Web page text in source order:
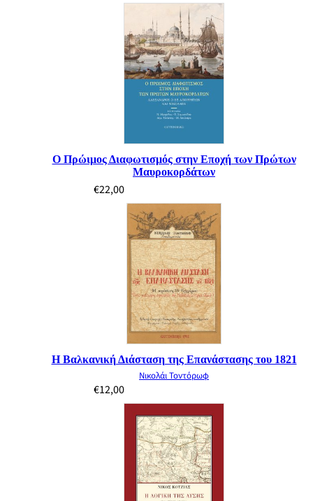
Ο Πρώιμος Διαφωτισμός στην Εποχή των Πρώτων
Μαυροκορδάτων
€22,00
Η Βαλκανική Διάσταση της Επανάστασης του 1821
Νικολάι Τοντόρωφ
€12,00